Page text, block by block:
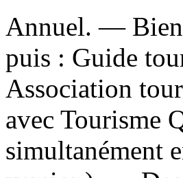
Annuel. —
puis : Guide
Association
avec Tourisme
simultanément